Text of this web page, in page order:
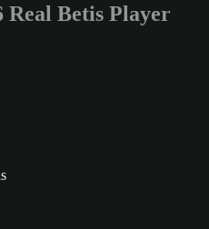
Betis Player